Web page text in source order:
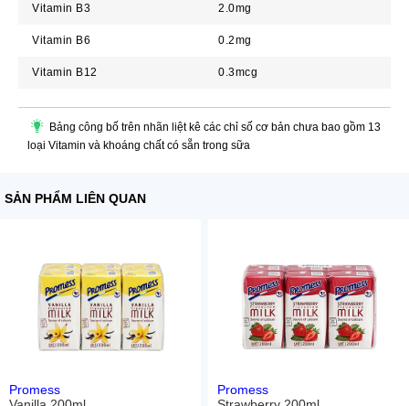
Vitamin B3 2.0mg
Vitamin B6 0.2mg
Vitamin B12 0.3mcg
Bảng công bố trên nhãn liệt kê các chỉ số cơ bản chưa bao gồm 13
loại Vitamin và khoáng chất có sẵn trong sữa
SẢN PHẨM LIÊN QUAN
Promess
Promess